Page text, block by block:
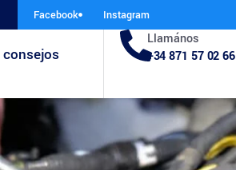
Facebook Instagram
Llamános
+34 871 57 02 66